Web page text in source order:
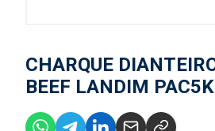
CHARQUE
BEEF LANDIM